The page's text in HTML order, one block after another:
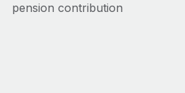
pension contribution